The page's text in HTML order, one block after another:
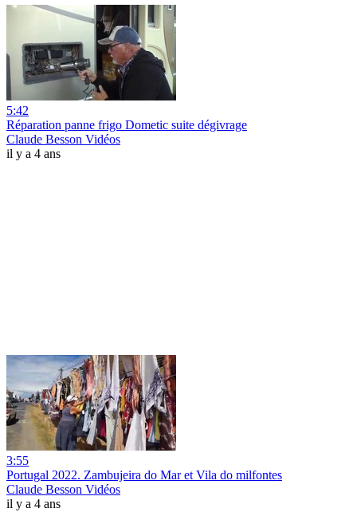
5:42
Réparation panne frigo Dometic suite dégivrage
Claude Besson Vidéos
il y a 4 ans
3:55
Portugal 2022. Zambujeira do Mar et Vila do milfontes
Claude Besson Vidéos
il y a 4 ans